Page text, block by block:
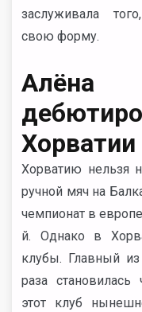
заслуживала
свою форму.
Хорватии
Хорватию нельзя
ручной мяч на
чемпионат в
й. Однако в
клубы. Главный
раза
этот клуб